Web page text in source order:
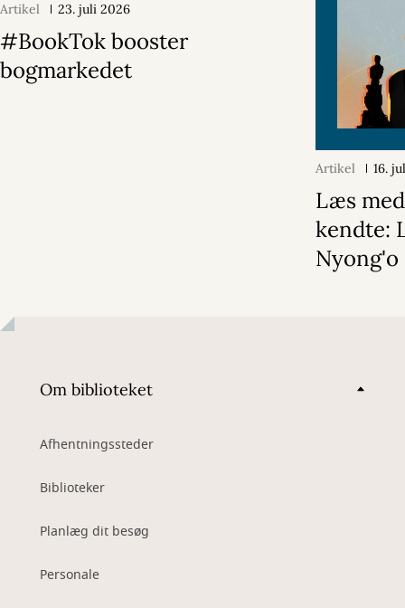
Artikel 23. juli 2026
#BookTok booster
bogmarkedet
Artikel 16.
Læs
kendte:
Nyong'o
Om biblioteket
Afhentningssteder
Biblioteker
Planlæg dit besøg
Personale